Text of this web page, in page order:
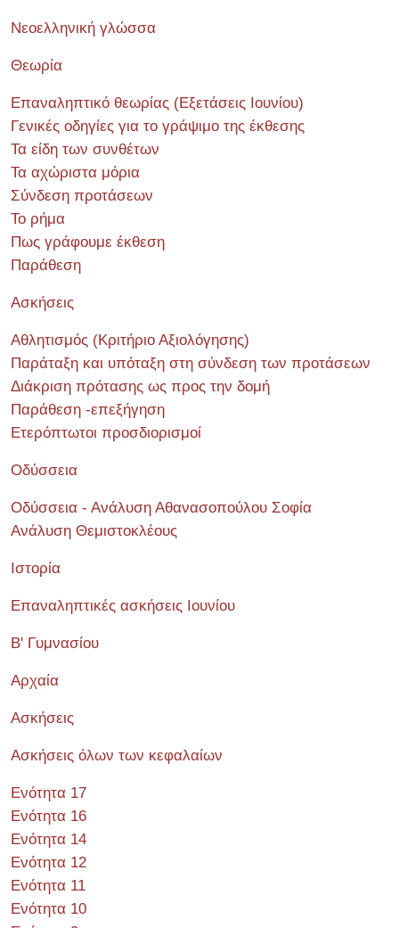
Νεοελληνική γλώσσα
Θεωρία
Επαναληπτικό θεωρίας (Εξετάσεις Ιουνίου)
Γενικές οδηγίες για το γράψιμο της έκθεσης
Τα είδη των συνθέτων
Τα αχώριστα μόρια
Σύνδεση προτάσεων
Το ρήμα
Πως γράφουμε έκθεση
Παράθεση
Ασκήσεις
Αθλητισμός (Κριτήριο Αξιολόγησης)
Παράταξη και υπόταξη στη σύνδεση των προτάσεων
Διάκριση πρότασης ως προς την δομή
Παράθεση -επεξήγηση
Ετερόπτωτοι προσδιορισμοί
Οδύσσεια
Οδύσσεια - Ανάλυση Αθανασοπούλου Σοφία
Ανάλυση Θεμιστοκλέους
Ιστορία
Επαναληπτικές ασκήσεις Ιουνίου
Β' Γυμνασίου
Αρχαία
Ασκήσεις
Ασκήσεις όλων των κεφαλαίων
Ενότητα 17
Ενότητα 16
Ενότητα 14
Ενότητα 12
Ενότητα 11
Ενότητα 10